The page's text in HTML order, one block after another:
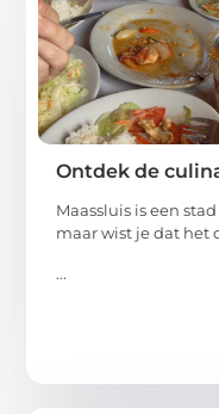
Ontdek de
Maassluis is een
maar wist je dat het
...